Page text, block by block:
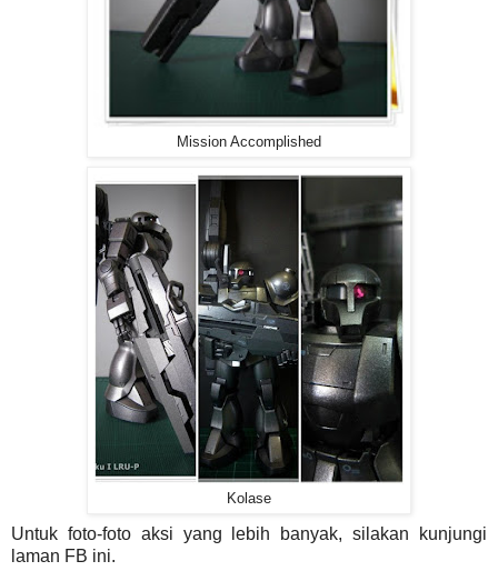
Mission Accomplished
Kolase
Untuk foto-foto aksi yang lebih banyak, silakan kunjungi
laman FB ini.